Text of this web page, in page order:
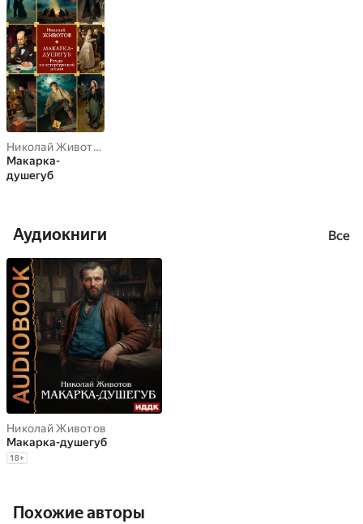
Николай Животов
Макарка-
душегуб
Аудиокниги Все
Николай Животов
Макарка-душегуб
18+
Похожие авторы